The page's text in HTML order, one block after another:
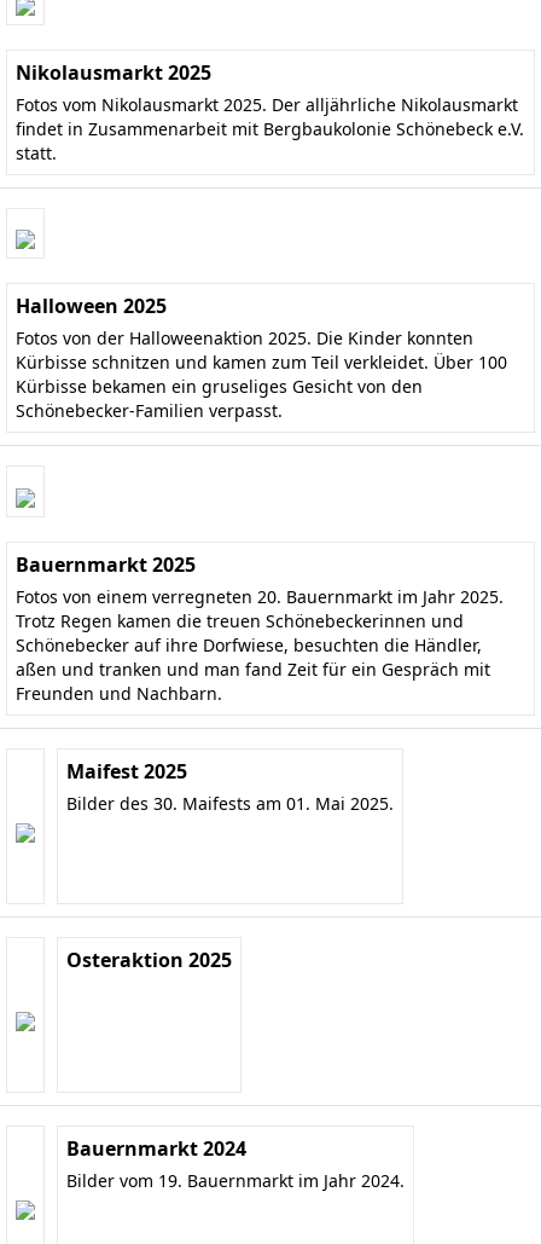
Nikolausmarkt 2025
Fotos vom Nikolausmarkt 2025. Der alljährliche Nikolausmarkt
findet in Zusammenarbeit mit Bergbaukolonie Schönebeck e.V.
statt.
Halloween 2025
Fotos von der Halloweenaktion 2025. Die Kinder konnten
Kürbisse schnitzen und kamen zum Teil verkleidet. Über 100
Kürbisse bekamen ein gruseliges Gesicht von den
Schönebecker-Familien verpasst.
Bauernmarkt 2025
Fotos von einem verregneten 20. Bauernmarkt im Jahr 2025.
Trotz Regen kamen die treuen Schönebeckerinnen und
Schönebecker auf ihre Dorfwiese, besuchten die Händler,
aßen und tranken und man fand Zeit für ein Gespräch mit
Freunden und Nachbarn.
Maifest 2025
Bilder des 30. Maifests am 01. Mai 2025.
Osteraktion 2025
Bauernmarkt 2024
Bilder vom 19. Bauernmarkt im Jahr 2024.